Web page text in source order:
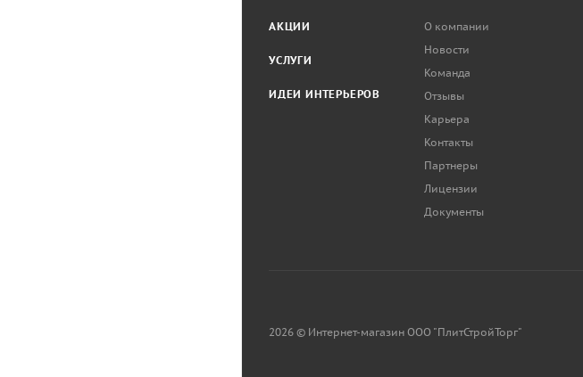
АКЦИИ
УСЛУГИ
ИДЕИ ИНТЕРЬЕРОВ
О компании
Новости
Команда
Отзывы
Карьера
Контакты
Партнеры
Лицензии
Документы
2026 © Интернет-магазин ООО "ПлитСтройТорг"